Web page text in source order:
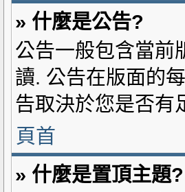
» 什麼是公告?
公告一般包含當前
讀. 公告在版面的
告取決於您是否有
頁首
» 什麼是置頂主題?